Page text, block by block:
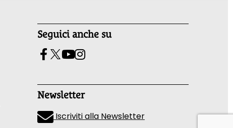
Seguici anche su
Newsletter
Iscriviti alla Newsletter